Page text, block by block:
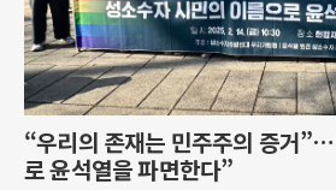
“우리의 존재는 민주주의 증거
로 윤석열을 파면한다”